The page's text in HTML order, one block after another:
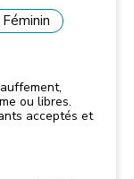
Féminin
ou libres.